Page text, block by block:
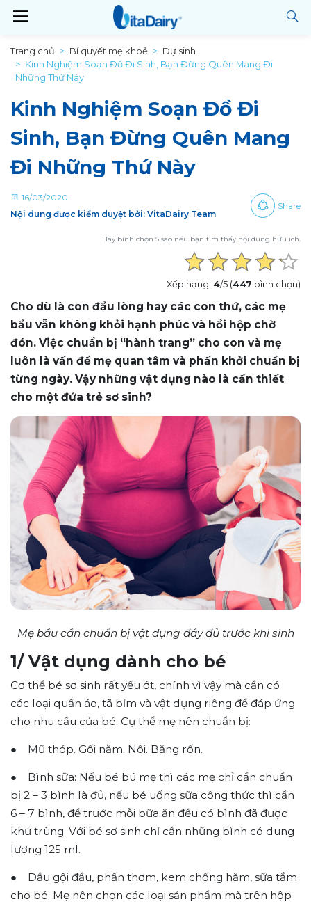
Trang chủ Bí quyết mẹ khoẻ
Dự sinh
Kinh Nghiệm Soạn Đồ Đi Sinh, Bạn Đừng Quên Mang Đi
Những Thứ Này
Kinh Nghiệm Soạn Đồ Đi
Sinh, Bạn Đừng Quên Mang
Đi Những Thứ Này
16/03/2020
Nội dung được kiểm duyệt bởi: VitaDairy Team
Share
Hãy bình chọn 5 sao nếu bạn tìm thấy nội dung hữu ích.
Xếp hạng: 4/5 (447 bình chọn)
Cho dù là con đầu lòng hay các con thứ, các mẹ
bầu vẫn không khỏi hạnh phúc và hồi hộp chờ
đón. Việc chuẩn bị “hành trang” cho con và mẹ
luôn là vấn đề mẹ quan tâm và phấn khởi chuẩn bị
từng ngày. Vậy những vật dụng nào là cần thiết
cho một đứa trẻ sơ sinh?
Mẹ bầu cần chuẩn bị vật dụng đầy đủ trước khi sinh
1/ Vật dụng dành cho bé
Cơ thể bé sơ sinh rất yếu ớt, chính vì vậy mà cần có
các loại quần áo, tã bỉm và vật dụng riêng để đáp ứng
cho nhu cầu của bé. Cụ thể mẹ nên chuẩn bị:
● Mũ thóp. Gối nằm. Nôi. Băng rốn.
● Bình sữa: Nếu bé bú mẹ thì các mẹ chỉ cần chuẩn
bị 2 – 3 bình là đủ, nếu bé uống sữa công thức thì cần
6 – 7 bình, để trước mỗi bữa ăn đều có bình đã được
khử trùng. Với bé sơ sinh chỉ cần những bình có dung
lượng 125 ml.
● Dầu gội đầu, phấn thơm, kem chống hăm, sữa tắm
cho bé. Mẹ nên chọn các loại sản phẩm mà trên hộp